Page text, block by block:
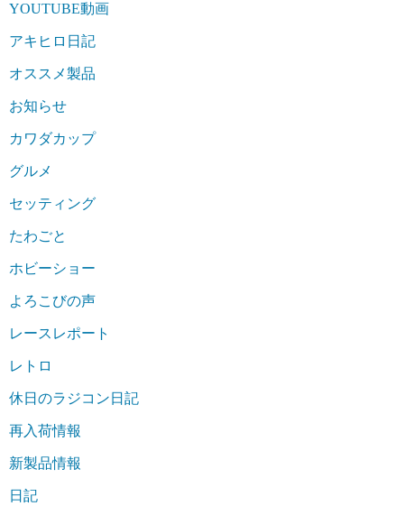
YOUTUBE動画
アキヒロ日記
オススメ製品
お知らせ
カワダカップ
グルメ
セッティング
たわごと
ホビーショー
よろこびの声
レースレポート
レトロ
休日のラジコン日記
再入荷情報
新製品情報
日記